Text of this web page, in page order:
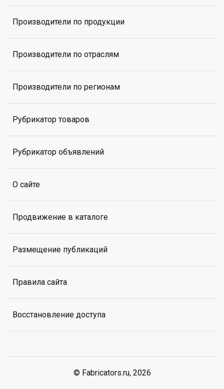
Производители по продукции
Производители по отраслям
Производители по регионам
Рубрикатор товаров
Рубрикатор объявлений
О сайте
Продвижение в каталоге
Размещение публикаций
Правила сайта
Восстановление доступа
© Fabricators.ru, 2026